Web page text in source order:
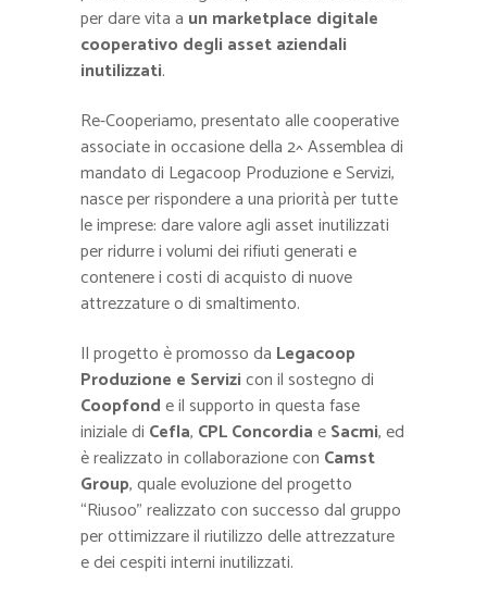
per dare vita a un marketplace digitale
cooperativo degli asset aziendali
inutilizzati.
Re-Cooperiamo, presentato alle cooperative
associate in occasione della 2^ Assemblea di
mandato di Legacoop Produzione e Servizi,
nasce per rispondere a una priorità per tutte
le imprese: dare valore agli asset inutilizzati
per ridurre i volumi dei rifiuti generati e
contenere i costi di acquisto di nuove
attrezzature o di smaltimento.
Il progetto è promosso da Legacoop
Produzione e Servizicon il sostegno di
Coopfonde il supporto in questa fase
iniziale di Cefla, CPL ConcordiaeSacmi, ed
è realizzato in collaborazione con Camst
Group, quale evoluzione del progetto
“Riusoo” realizzato con successo dal gruppo
per ottimizzare il riutilizzo delle attrezzature
e dei cespiti interni inutilizzati.